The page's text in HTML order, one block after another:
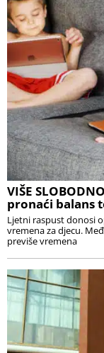
VIŠE
pronaći balans
Ljetni raspust donosi
vremena za djecu.
previše vremena